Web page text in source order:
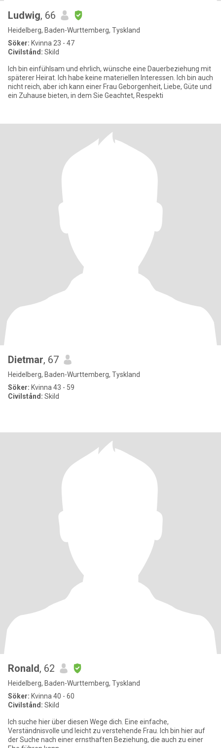
Ludwig, 66
Heidelberg, Baden-Wurttemberg, Tyskland
Söker: Kvinna 23 - 47
Civilstånd: Skild
Ich bin einfühlsam und ehrlich, wünsche eine Dauerbeziehung mit
späterer Heirat. Ich habe keine materiellen Interessen. Ich bin auch
nicht reich, aber ich kann einer Frau Geborgenheit, Liebe, Güte und
ein Zuhause bieten, in dem Sie Geachtet, Respekti
Dietmar, 67
Heidelberg, Baden-Wurttemberg, Tyskland
Söker: Kvinna 43 - 59
Civilstånd: Skild
Ronald, 62
Heidelberg, Baden-Wurttemberg, Tyskland
Söker: Kvinna 40 - 60
Civilstånd: Skild
Ich suche hier über diesen Wege dich. Eine einfache,
Verständnisvolle und leicht zu verstehende Frau. Ich bin hier auf
der Suche nach einer ernsthaften Beziehung, die auch zu einer